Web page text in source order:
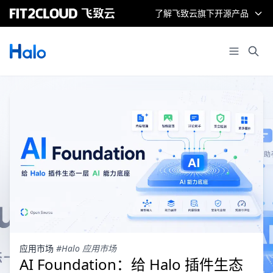
了解飞致云旗下开源产品
应用市场 #Halo 应用市场
AI Foundation：给 Halo 插件生态